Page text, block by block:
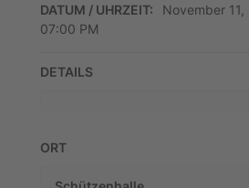
DATUM / UHRZEIT:
November
07:00 PM
DETAILS
ORT